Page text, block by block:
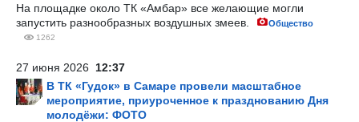
На площадке около ТК «Амбар» все желающие могли
запустить разнообразных воздушных змеев.
Общество
1262
27 июня 2026 12:37
В ТК «Гудок» в Самаре провели масштабное
мероприятие, приуроченное к празднованию Дня
молодёжи: ФОТО